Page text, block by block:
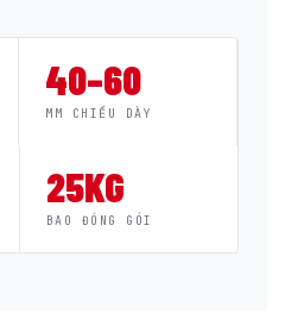
40–60
MM CHIỀU DÀY
25KG
BAO ĐÓNG GÓI